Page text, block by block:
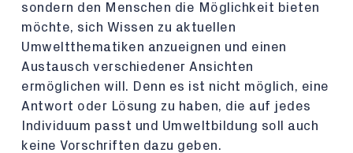
sondern den Menschen die Möglichkeit bieten
möchte, sich Wissen zu aktuellen
Umweltthematiken anzueignen und einen
Austausch verschiedener Ansichten
ermöglichen will. Denn es ist nicht möglich, eine
Antwort oder Lösung zu haben, die auf jedes
Individuum passt und Umweltbildung soll auch
keine Vorschriften dazu geben.